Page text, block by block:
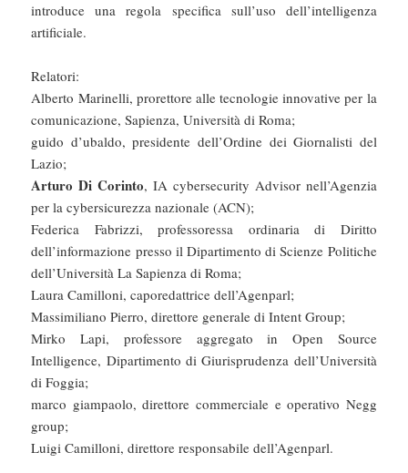
introduce una regola specifica sull’uso dell’intelligenza
artificiale.
Relatori:
Alberto Marinelli, prorettore alle tecnologie innovative per la
comunicazione, Sapienza, Università di Roma;
guido d’ubaldo, presidente dell’Ordine dei Giornalisti del
Lazio; ⁠
Arturo Di Corinto, IA cybersecurity Advisor nell’Agenzia
per la cybersicurezza nazionale (ACN);
Federica Fabrizzi, professoressa ordinaria di Diritto
dell’informazione presso il Dipartimento di Scienze Politiche
dell’Università La Sapienza di Roma;
Laura Camilloni, caporedattrice dell’Agenparl;
Massimiliano Pierro, direttore generale di Intent Group;
Mirko Lapi, professore aggregato in Open Source
Intelligence, Dipartimento di Giurisprudenza dell’Università
di Foggia;
marco giampaolo, direttore commerciale e operativo Negg
group;
Luigi Camilloni, direttore responsabile dell’Agenparl.